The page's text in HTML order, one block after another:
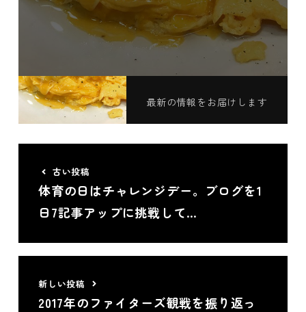
この記事が気に入ったら
いいね！しよう
最新の情報をお届けします
古い投稿
体育の日はチャレンジデー。ブログを1
日7記事アップに挑戦して…
新しい投稿
2017年のファイターズ観戦を振り返っ